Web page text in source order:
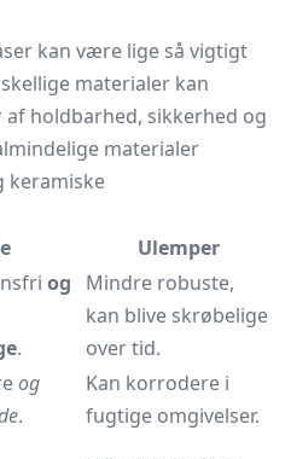
kan være lige så vigtigt
materialer kan
holdbarhed, sikkerhed og
materialer
keramiske
Ulemper
og
.
Mindre robuste,
kan blive skrøbelige
over tid.
og
.
Kan korrodere i
fugtige omgivelser.